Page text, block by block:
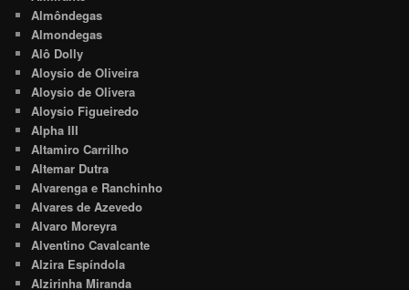
Almôndegas
Almondegas
Alô Dolly
Aloysio de Oliveira
Aloysio de Olivera
Aloysio Figueiredo
Alpha III
Altamiro Carrilho
Altemar Dutra
Alvarenga e Ranchinho
Alvares de Azevedo
Alvaro Moreyra
Alventino Cavalcante
Alzira Espíndola
Alzirinha Miranda